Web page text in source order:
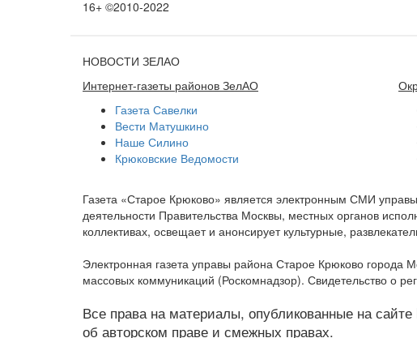
16+ ©2010-2022
НОВОСТИ ЗЕЛАО
Интернет-газеты районов ЗелАО
Газета Савелки
Вести Матушкино
Наше Силино
Крюковские Ведомости
Газета «Старое Крюково» является электронным СМИ
деятельности Правительства Москвы, местных органов
коллективах, освещает и анонсирует культурные,
Электронная газета управы района Старое Крюково
массовых коммуникаций (Роскомнадзор). Свидетельство о
Все права на материалы, опубликованные на
об авторском праве и смежных правах.